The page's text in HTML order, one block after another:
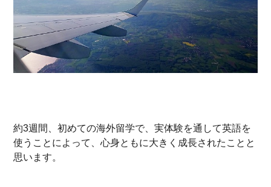
約3週間、初めての海外留学で、実体験を通して英語を
使うことによって、心身ともに大きく成長されたことと
思います。